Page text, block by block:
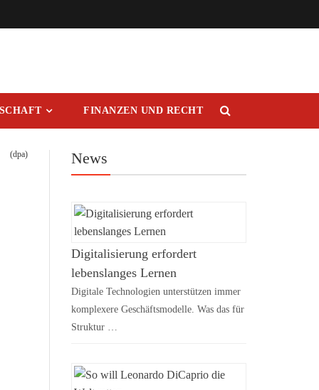
FINANZEN UND RECHT
(dpa) News
Digitalisierung erfordert
lebenslanges Lernen
Digitale Technologien unterstützen immer
komplexere Geschäftsmodelle. Was das für
Struktur …